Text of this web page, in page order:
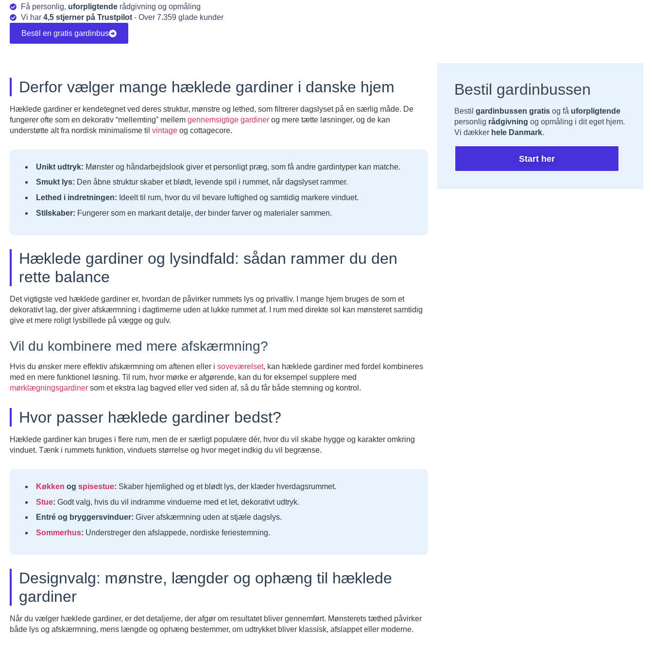
Få personlig, uforpligtenderådgivning og opmåling
Vi har 4,5 stjerner på Trustpilot- Over 7.359 glade kunder
Bestil en gratis gardinbus
Derfor vælger mange hæklede gardiner i danske hjem
Hæklede gardiner er kendetegnet ved deres struktur, mønstre og lethed, som filtrerer dagslyset på en særlig måde. De
fungerer ofte som en dekorativ “mellemting” mellem gennemsigtige gardiner og mere tætte løsninger, og de kan
understøtte alt fra nordisk minimalisme til vintage og cottagecore.
Unikt udtryk: Mønster og håndarbejdslook giver et personligt præg, som få andre gardintyper kan matche.
Smukt lys: Den åbne struktur skaber et blødt, levende spil i rummet, når dagslyset rammer.
Lethed i indretningen: Ideelt til rum, hvor du vil bevare luftighed og samtidig markere vinduet.
Stilskaber: Fungerer som en markant detalje, der binder farver og materialer sammen.
Hæklede gardiner og lysindfald: sådan rammer du den
rette balance
Det vigtigste ved hæklede gardiner er, hvordan de påvirker rummets lys og privatliv. I mange hjem bruges de som et
dekorativt lag, der giver afskærmning i dagtimerne uden at lukke rummet af. I rum med direkte sol kan mønsteret samtidig
give et mere roligt lysbillede på vægge og gulv.
Vil du kombinere med mere afskærmning?
Hvis du ønsker mere effektiv afskærmning om aftenen eller i soveværelset, kan hæklede gardiner med fordel kombineres
med en mere funktionel løsning. Til rum, hvor mørke er afgørende, kan du for eksempel supplere med
mørklægningsgardiner som et ekstra lag bagved eller ved siden af, så du får både stemning og kontrol.
Hvor passer hæklede gardiner bedst?
Hæklede gardiner kan bruges i flere rum, men de er særligt populære dér, hvor du vil skabe hygge og karakter omkring
vinduet. Tænk i rummets funktion, vinduets størrelse og hvor meget indkig du vil begrænse.
Køkken og spisestue: Skaber hjemlighed og et blødt lys, der klæder hverdagsrummet.
Stue: Godt valg, hvis du vil indramme vinduerne med et let, dekorativt udtryk.
Entré og bryggersvinduer: Giver afskærmning uden at stjæle dagslys.
Sommerhus: Understreger den afslappede, nordiske feriestemning.
Designvalg: mønstre, længder og ophæng til hæklede
gardiner
Når du vælger hæklede gardiner, er det detaljerne, der afgør om resultatet bliver gennemført. Mønsterets tæthed påvirker
både lys og afskærmning, mens længde og ophæng bestemmer, om udtrykket bliver klassisk, afslappet eller moderne.
Bestil gardinbussen
Bestilgardinbussen gratis og få uforpligtende
personlig rådgivning og opmåling i dit eget hjem.
Vi dækker hele Danmark.
Start her